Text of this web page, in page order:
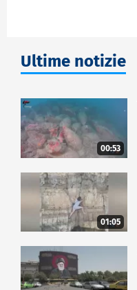
Ultime notizie
00:53
01:05